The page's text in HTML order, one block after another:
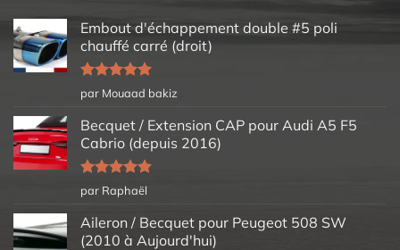
Embout d'échappement double #5 poli
chauffé carré (droit)
Note5sur
5
par Mouaad bakiz
Becquet / Extension CAP pour Audi A5 F5
Cabrio (depuis 2016)
Note5sur
5
par Raphaël
Aileron / Becquet pour Peugeot 508 SW
(2010 à Aujourd'hui)